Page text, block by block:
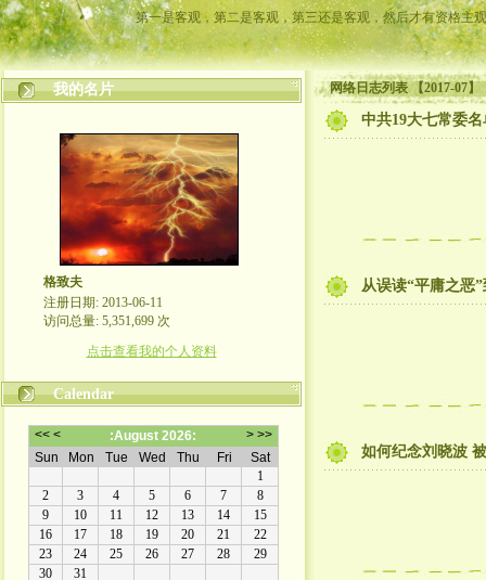
第一是客观，第二是客观，第三还是客观，然后才有资格主
我的名片
格致夫
注册日期: 2013-06-11
访问总量: 5,351,699 次
点击查看我的个人资料
Calendar
网络日志列表 【2017-07】
中共19大七常委
从误读“平庸之恶
如何纪念刘晓波